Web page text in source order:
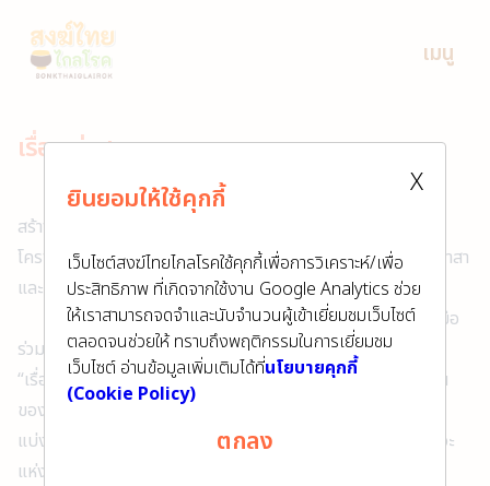
เมนู
เรื่องเล่าสุขภาวะ
หัวใจของการขับเคลื่อนการดูแลสุขภาวะแด่พระสงฆ์ คือการ
สร้างความเชื่อมโยงและการทำงานประสานกับภาคีเครือข่ายของ
โครงการ ซึ่งประกอบด้วยทั้ง คณะสงฆ์ บุคลากรสาธารณสุข จิตอาสา
และประชาชนที่มีใจศรัทธาในการสืบอายุพระพุทธศาสนา
ความสำเร็จโครงการสงฆ์ไทยไกลโรคเกิดขึ้นจากความร่วมมือ
ร่วมใจของภาคีเครือข่ายทั้งสี่ภูมิภาคของประเทศไทย อันนำมาสู่
“เรื่องเล่าสุขภาวะ” ซึ่งเป็นการถอดบทเรียนจากการทำงานร่วมกัน
ของภาคีเครือข่ายในโครงการ นำประสบการณ์ทำงานมาเล่าเรื่อง
แบ่งปันความรู้ และสร้างแรงบันดาลใจในการร่วมกันสร้าง “สภาวะ
แห่งความสุข” แด่สังคมไทย
ยินยอมให้ใช้คุกกี้ X
เว็บไซต์สงฆ์ไทยไกลโรคใช้คุกกี้เพื่อการวิเคราะห์/เพื่อ
ประสิทธิภาพ ที่เกิดจากใช้งาน Google Analytics ช่วย
ให้เราสามารถจดจำและนับจำนวนผู้เข้าเยี่ยมชมเว็บไซต์
ตลอดจนช่วยให้ ทราบถึงพฤติกรรมในการเยี่ยมชม
เว็บไซต์ อ่านข้อมูลเพิ่มเติมได้ที่นโยบายคุกกี้
(Cookie Policy)
ตกลง